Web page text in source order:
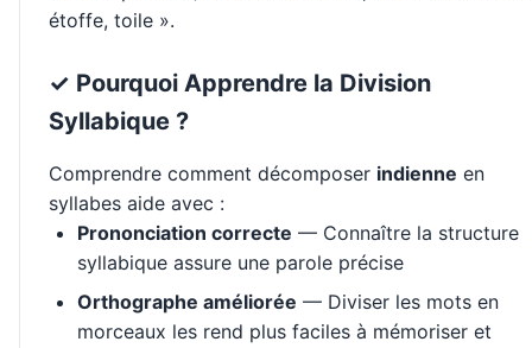
étoffe, toile ».
✓ Pourquoi Apprendre la Division
Syllabique ?
Comprendre comment décomposer indienne en
syllabes aide avec :
Prononciation correcte — Connaître la structure
syllabique assure une parole précise
Orthographe améliorée — Diviser les mots en
morceaux les rend plus faciles à mémoriser et